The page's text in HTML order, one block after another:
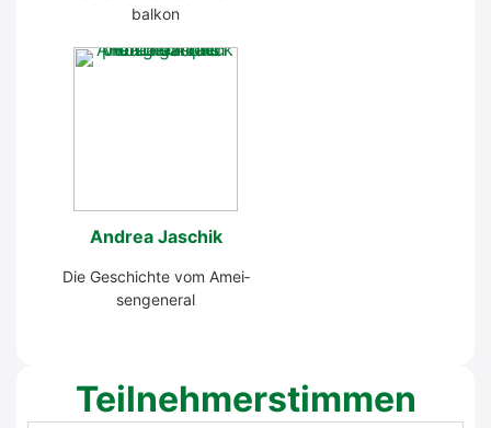
bal­kon
Andrea Jaschik
Die Geschich­te vom Amei­
sen­ge­ne­ral
Teil­neh­mer­stim­men